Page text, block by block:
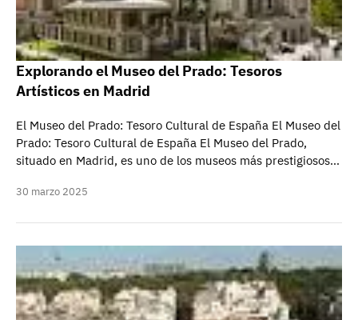
Explorando el Museo del Prado: Tesoros
Artísticos en Madrid
El Museo del Prado: Tesoro Cultural de España El Museo del
Prado: Tesoro Cultural de España El Museo del Prado,
situado en Madrid, es uno de los museos más prestigiosos…
30 marzo 2025